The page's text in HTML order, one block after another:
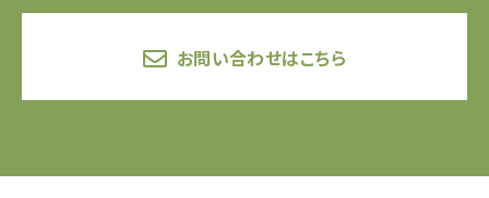
お問い合わせはこちら